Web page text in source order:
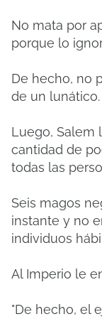
No mata por
porque lo
De hecho, no
de un lunático.
Luego, Salem
cantidad de
todas las
Seis magos
instante y no
individuos
Al Imperio le
"De hecho, el